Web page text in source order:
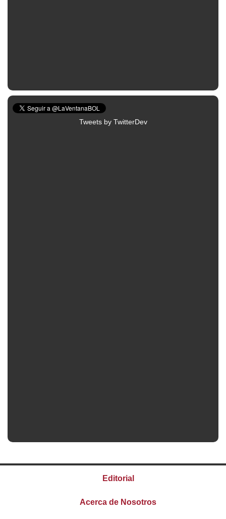
Tweets by TwitterDev
Editorial
Acerca de Nosotros